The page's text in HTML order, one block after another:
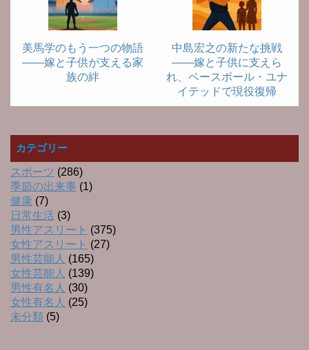
美馬学のもう一つの物語
――嫁と子供が支える家
族の絆
中島宏之の新たな挑戦
――嫁と子供に支えら
れ、ベースボール・ユナ
イテッドで現役復帰
カテゴリー
スポーツ (286)
季節の出来事 (1)
健康 (7)
日常生活 (3)
男性アスリート (375)
女性アスリート (27)
男性芸能人 (165)
女性芸能人 (139)
男性有名人 (30)
女性有名人 (25)
未分類 (5)